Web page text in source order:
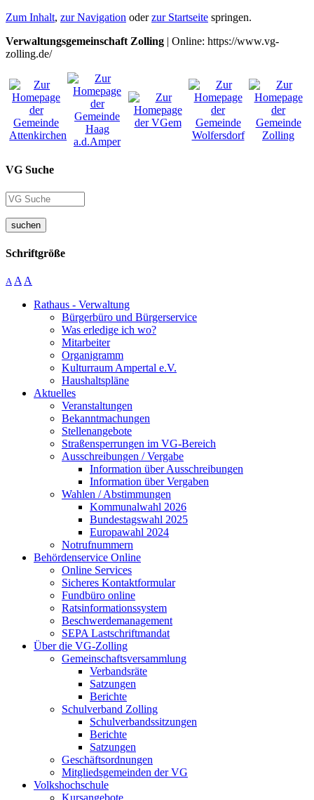
Zum Inhalt, zur Navigation oderzur Startseite springen.
Verwaltungsgemeinschaft Zolling | Online: https://www.vg-
zolling.de/
VG Suche
suchen
Schriftgröße
A A A
Rathaus - Verwaltung
Bürgerbüro und Bürgerservice
Was erledige ich wo?
Mitarbeiter
Organigramm
Kulturraum Ampertal e.V.
Haushaltspläne
Aktuelles
Veranstaltungen
Bekanntmachungen
Stellenangebote
Straßensperrungen im VG-Bereich
Ausschreibungen / Vergabe
Information über Ausschreibungen
Information über Vergaben
Wahlen / Abstimmungen
Kommunalwahl 2026
Bundestagswahl 2025
Europawahl 2024
Notrufnummern
Behördenservice Online
Online Services
Sicheres Kontaktformular
Fundbüro online
Ratsinformationssystem
Beschwerdemanagement
SEPA Lastschriftmandat
Über die VG-Zolling
Gemeinschaftsversammlung
Verbandsräte
Satzungen
Berichte
Schulverband Zolling
Schulverbandssitzungen
Berichte
Satzungen
Geschäftsordnungen
Mitgliedsgemeinden der VG
Volkshochschule
Kursangebote